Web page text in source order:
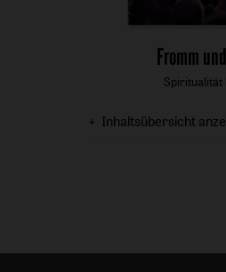
Fromm
Spiritualität
Inhaltsübersicht